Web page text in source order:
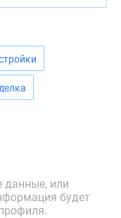
данные, или
будет